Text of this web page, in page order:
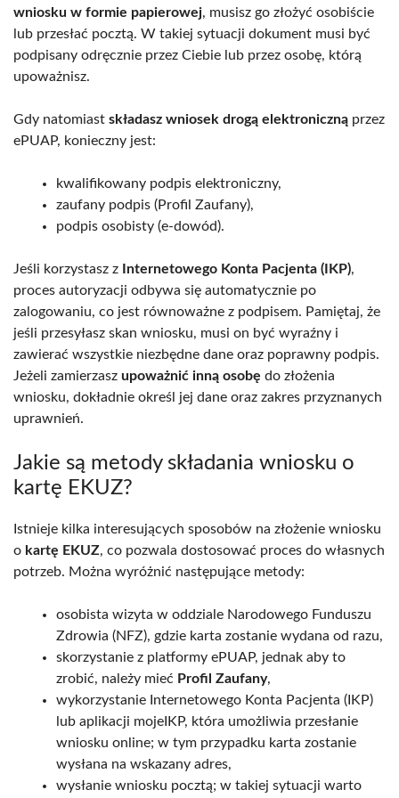
wniosku w formie papierowej, musisz go złożyć osobiście
lub przesłać pocztą. W takiej sytuacji dokument musi być
podpisany odręcznie przez Ciebie lub przez osobę, którą
upoważnisz.
Gdy natomiast składasz wniosek drogą elektroniczną przez
ePUAP, konieczny jest:
kwalifikowany podpis elektroniczny,
zaufany podpis (Profil Zaufany),
podpis osobisty (e-dowód).
Jeśli korzystasz z Internetowego Konta Pacjenta (IKP),
proces autoryzacji odbywa się automatycznie po
zalogowaniu, co jest równoważne z podpisem. Pamiętaj, że
jeśli przesyłasz skan wniosku, musi on być wyraźny i
zawierać wszystkie niezbędne dane oraz poprawny podpis.
Jeżeli zamierzasz upoważnić inną osobę do złożenia
wniosku, dokładnie określ jej dane oraz zakres przyznanych
uprawnień.
Jakie są metody składania wniosku o
kartę EKUZ?
Istnieje kilka interesujących sposobów na złożenie wniosku
o kartę EKUZ, co pozwala dostosować proces do własnych
potrzeb. Można wyróżnić następujące metody:
osobista wizyta w oddziale Narodowego Funduszu
Zdrowia (NFZ), gdzie karta zostanie wydana od razu,
skorzystanie z platformy ePUAP, jednak aby to
zrobić, należy mieć Profil Zaufany,
wykorzystanie Internetowego Konta Pacjenta (IKP)
lub aplikacji mojeIKP, która umożliwia przesłanie
wniosku online; w tym przypadku karta zostanie
wysłana na wskazany adres,
wysłanie wniosku pocztą; w takiej sytuacji warto